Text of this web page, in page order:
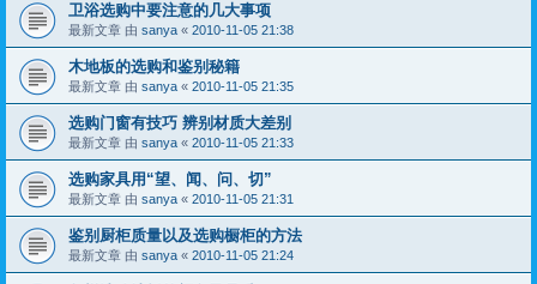
卫浴选购中要注意的几大事项
最新文章 由 sanya « 2010-11-05 21:38
木地板的选购和鉴别秘籍
最新文章 由 sanya « 2010-11-05 21:35
选购门窗有技巧 辨别材质大差别
最新文章 由 sanya « 2010-11-05 21:33
选购家具用“望、闻、问、切”
最新文章 由 sanya « 2010-11-05 21:31
鉴别厨柜质量以及选购橱柜的方法
最新文章 由 sanya « 2010-11-05 21:24